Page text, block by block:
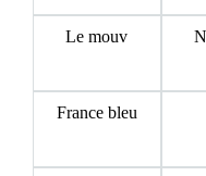
Le mouv
France bleu